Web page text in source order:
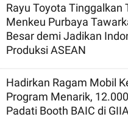
Rayu Toyota Tinggalkan
Menkeu Purbaya
Besar demi Jadikan
Produksi ASEAN
Hadirkan Ragam Mobil
Program Menarik,
Padati Booth BAIC di